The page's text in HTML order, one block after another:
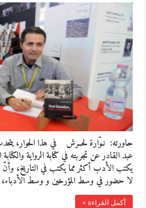
حاورته: نـوّارة لحــرش في هذا الحوار،
عبد القادر عن تجربته في كتابة الرواية
يكتب الأدب أكثر مما يكتب في التاريخ، وأنّ
لا حضور في وسط المؤرخين و وسط
أكمل القراءة »